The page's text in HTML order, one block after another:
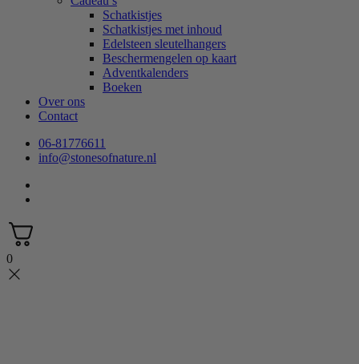
Schatkistjes
Schatkistjes met inhoud
Edelsteen sleutelhangers
Beschermengelen op kaart
Adventkalenders
Boeken
Over ons
Contact
06-81776611
info@stonesofnature.nl
0